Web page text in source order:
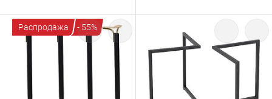
Распродажа - 55%